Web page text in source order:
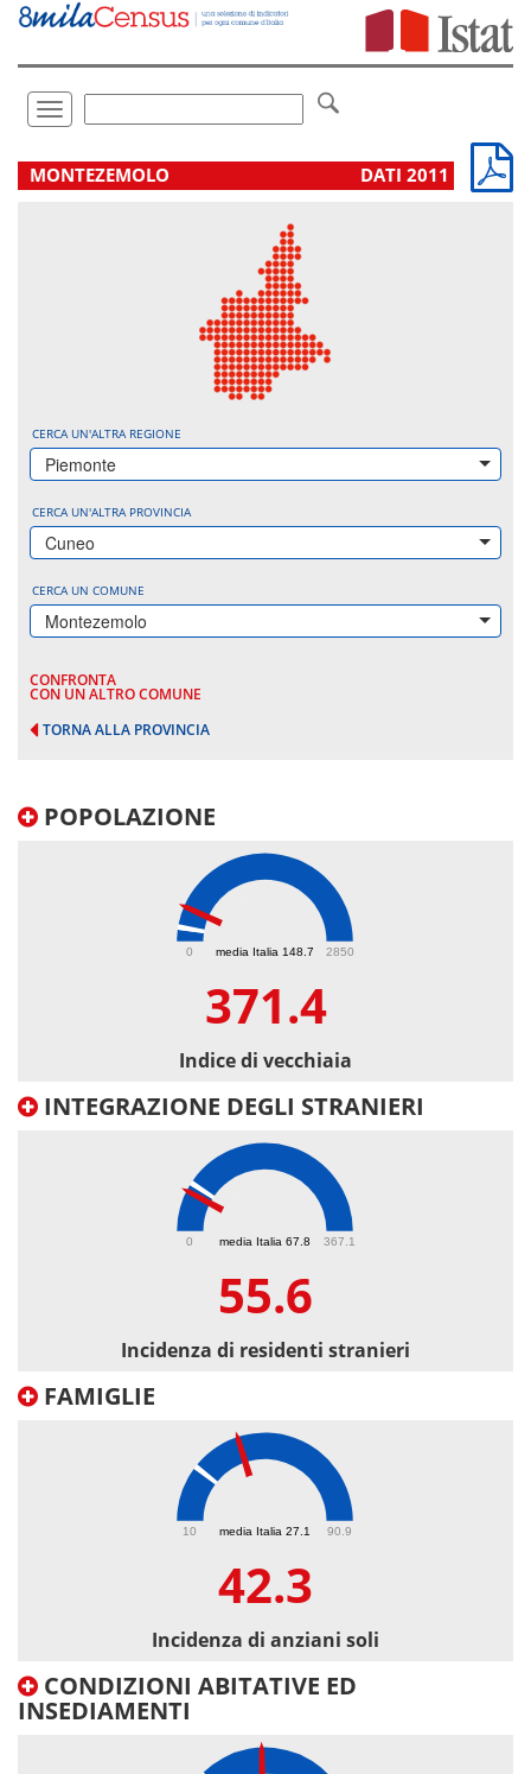
Vai
direttamente
Toggle
navigation
.
MONTEZEMOLO DATI 2011
CERCA UN'ALTRA REGIONE
Piemonte
CERCA UN'ALTRA PROVINCIA
Cuneo
CERCA UN COMUNE
Montezemolo
CONFRONTA
CON UN ALTRO COMUNE
TORNA ALLA PROVINCIA
POPOLAZIONE
media Italia 148.7
0 2850
371.4
Indice di vecchiaia
INTEGRAZIONE DEGLI STRANIERI
media Italia 67.8
0 367.1
55.6
Incidenza di residenti stranieri
FAMIGLIE
media Italia 27.1
10 90.9
42.3
Incidenza di anziani soli
CONDIZIONI ABITATIVE ED
INSEDIAMENTI